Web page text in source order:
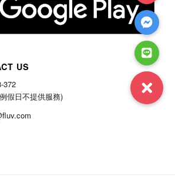
US
372
假日不提供服務)